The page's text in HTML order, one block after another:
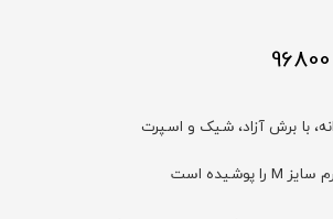
با برش آزاد، شیک و اسپرت